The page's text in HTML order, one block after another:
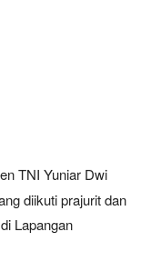
TNI Yuniar Dwi
diikuti prajurit dan
Lapangan